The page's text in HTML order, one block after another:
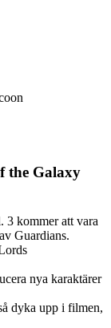
the Galaxy
3 kommer att vara
Guardians.
nya karaktärer
dyka upp i filmen,